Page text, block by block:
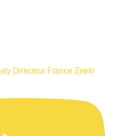
Directeur France Zeekr